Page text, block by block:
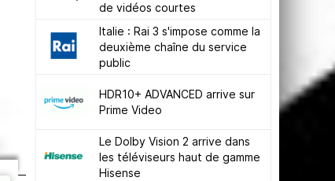
de vidéos courtes
Italie : Rai 3 s'impose comme la
deuxième chaîne du service
public
HDR10+ ADVANCED arrive sur
Prime Video
Le Dolby Vision 2 arrive dans
les téléviseurs haut de gamme
Hisense